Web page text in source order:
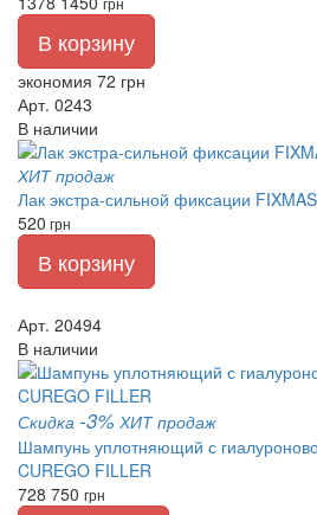
В корзину
экономия 72 грн
Арт. 0243
В наличии
ХИТ продаж
Лак экстра-сильной фиксации
520 грн
В корзину
Арт. 20494
В наличии
Скидка -3% ХИТ продаж
Шампунь уплотняющий с
CUREGO FILLER
728 750 грн